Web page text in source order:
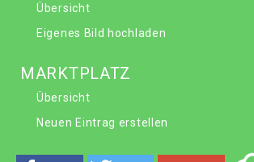
Übersicht
Eigenes Bild hochladen
MARKTPLATZ
Übersicht
Neuen Eintrag erstellen